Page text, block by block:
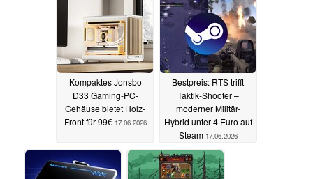
Kompaktes Jonsbo
D33 Gaming-PC-
Gehäuse bietet Holz-
Front für 99€ 17.06.2026
Bestpreis: RTS trifft
Taktik-Shooter –
moderner Militär-
Hybrid unter 4 Euro auf
Steam 17.06.2026